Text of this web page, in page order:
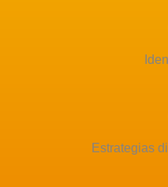
Estrategias